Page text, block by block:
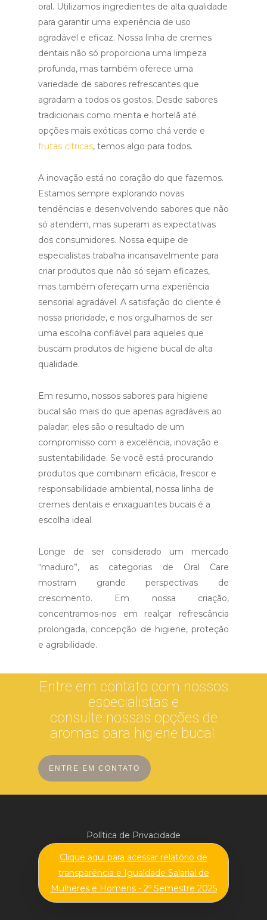
oral. Utilizamos ingredientes de alta qualidade
para garantir uma experiência de uso
agradável e eficaz. Nossa linha de cremes
dentais não só proporciona uma limpeza
profunda, mas também oferece uma
variedade de sabores refrescantes que
agradam a todos os gostos. Desde sabores
tradicionais como menta e hortelã até
opções mais exóticas como chá verde e
frutas cítricas, temos algo para todos.
A inovação está no coração do que fazemos.
Estamos sempre explorando novas
tendências e desenvolvendo sabores que não
só atendem, mas superam as expectativas
dos consumidores. Nossa equipe de
especialistas trabalha incansavelmente para
criar produtos que não só sejam eficazes,
mas também ofereçam uma experiência
sensorial agradável. A satisfação do cliente é
nossa prioridade, e nos orgulhamos de ser
uma escolha confiável para aqueles que
buscam produtos de higiene bucal de alta
qualidade.
Em resumo, nossos sabores para higiene
bucal são mais do que apenas agradáveis ao
paladar; eles são o resultado de um
compromisso com a excelência, inovação e
sustentabilidade. Se você está procurando
produtos que combinam eficácia, frescor e
responsabilidade ambiental, nossa linha de
cremes dentais e enxaguantes bucais é a
escolha ideal.
Longe de ser considerado um mercado
“maduro”, as categorias de Oral Care
mostram grande perspectivas de
crescimento. Em nossa criação,
concentramos-nos em realçar refrescância
prolongada, concepção de higiene, proteção
e agrabilidade.
Entre em contato com nossos
especialistas e
consulte nossas opções de
aromas para higiene bucal.
ENTRE EM CONTATO
Política de Privacidade
Clique aqui para acessar relatório de
transparência e Igualdade Salarial de
Mulheres e Homens - 2º Semestre 2025